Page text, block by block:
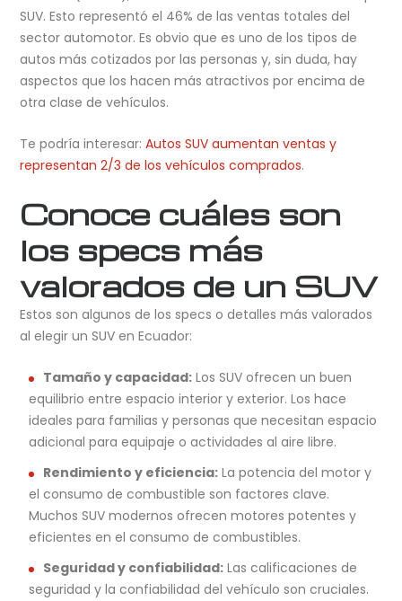
SUV. Esto representó el 46% de las ventas totales del
sector automotor. Es obvio que es uno de los tipos de
autos más cotizados por las personas y, sin duda, hay
aspectos que los hacen más atractivos por encima de
otra clase de vehículos.
Te podría interesar:Autos SUV aumentan ventas y
representan 2/3 de los vehículos comprados.
Conoce cuáles son
los specs más
valorados de un SUV
Estos son algunos de los specs o detalles más valorados
al elegir un SUV en Ecuador:
Tamaño y capacidad: Los SUV ofrecen un buen
equilibrio entre espacio interior y exterior. Los hace
ideales para familias y personas que necesitan espacio
adicional para equipaje o actividades al aire libre.
Rendimiento y eficiencia: La potencia del motor y
el consumo de combustible son factores clave.
Muchos SUV modernos ofrecen motores potentes y
eficientes en el consumo de combustibles.
Seguridad y confiabilidad: Las calificaciones de
seguridad y la confiabilidad del vehículo son cruciales.